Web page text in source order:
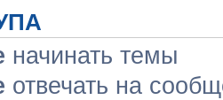
начинать темы
отвечать на